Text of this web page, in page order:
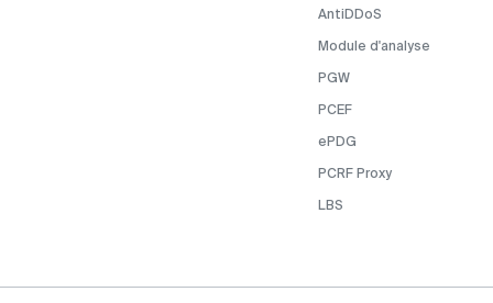
AntiDDoS
Module d'analyse
PGW
PCEF
ePDG
PCRF Proxy
LBS